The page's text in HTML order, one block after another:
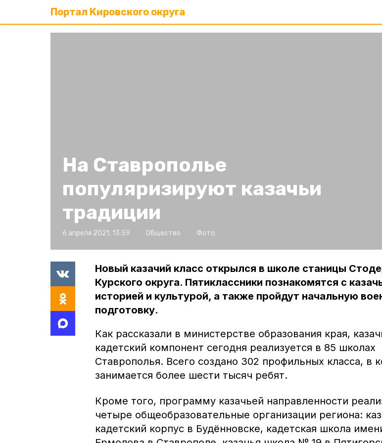
Портал Кировского округа
На Ставрополье
популяризируют казачьи
традиции
6 апреля 2021, 13:59 Общество Фото:
Новый казачий класс открылся в школе станицы
Курского округа. Пятиклассники познакомятся с
историей и культурой, а также пройдут начальную
подготовку.
Как рассказали в министерстве образования края,
кадетский компонент сегодня реализуется в 85 школах
Ставрополья. Всего создано 302 профильных класса, в
занимается более шести тысяч ребят.
Кроме того, программу казачьей направленности
четыре общеобразовательные организации региона:
кадетский корпус в Будённовске, кадетская школа